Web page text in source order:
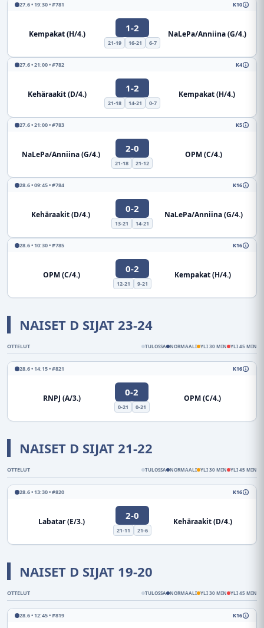
27.6 • 19:30 • #781 K10
Kempakat (H/4.) 1-2
21-19 16-21 6-7
NaLePa/Anniina (G/4.)
27.6 • 21:00 • #782 K4
Kehäraakit (D/4.) 1-2
21-18 14-21 0-7
Kempakat (H/4.)
27.6 • 21:00 • #783 K5
NaLePa/Anniina (G/4.) 2-0
21-18 21-12
OPM (C/4.)
28.6 • 09:45 • #784 K16
Kehäraakit (D/4.) 0-2
13-21 14-21
NaLePa/Anniina (G/4.)
28.6 • 10:30 • #785 K16
OPM (C/4.) 0-2
12-21 9-21
Kempakat (H/4.)
NAISET D SIJAT 23-24
OTTELUT TULOSSA NORMAALI YLI 30 MIN YLI 45 MIN
28.6 • 14:15 • #821 K16
RNPJ (A/3.) 0-2
0-21 0-21
OPM (C/4.)
NAISET D SIJAT 21-22
OTTELUT TULOSSA NORMAALI YLI 30 MIN YLI 45 MIN
28.6 • 13:30 • #820 K16
Labatar (E/3.) 2-0
21-11 21-6
Kehäraakit (D/4.)
NAISET D SIJAT 19-20
OTTELUT TULOSSA NORMAALI YLI 30 MIN YLI 45 MIN
28.6 • 12:45 • #819 K16